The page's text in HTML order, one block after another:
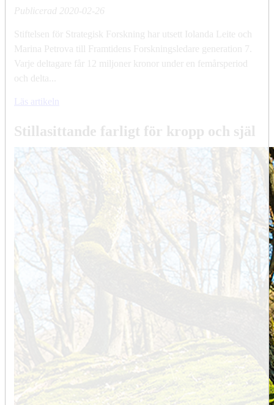
Publicerad 2020-02-26
Stiftelsen för Strategisk Forskning har utsett Iolanda Leite och
Marina Petrova till Framtidens Forskningsledare generation 7.
Varje deltagare får 12 miljoner kronor under en femårsperiod
och delta...
Läs artikeln
Stillasittande farligt för kropp och själ